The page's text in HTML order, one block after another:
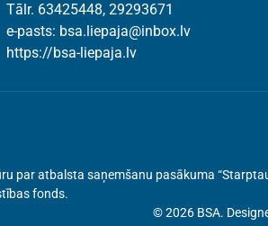
Tālr. 63425448, 29293671
e-pasts: bsa.liepaja@inbox.lv
https://bsa-liepaja.lv
par atbalsta saņemšanu pasākuma
fonds.
© 2026 BSA.